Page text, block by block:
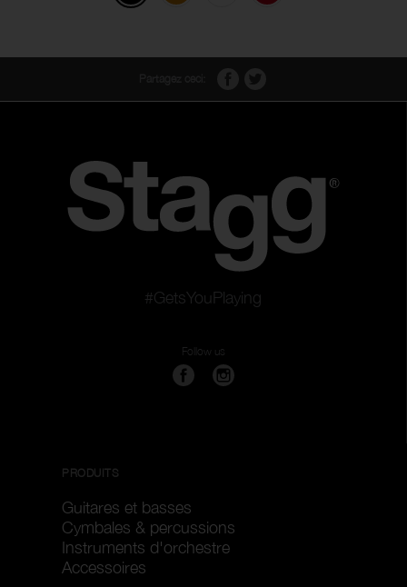
#GetsYouPlaying
Follow us
PRODUITS
Guitares et basses
Cymbales & percussions
Instruments d'orchestre
Accessoires